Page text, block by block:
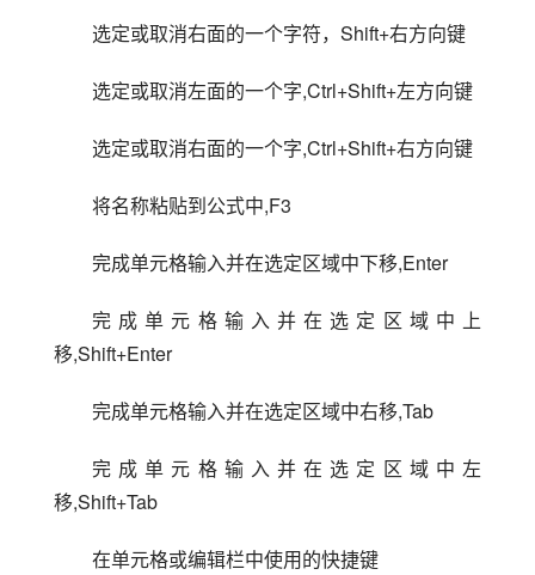
选定或取消右面的一个字符，Shift+右方向键
选定或取消左面的一个字,Ctrl+Shift+左方向键
选定或取消右面的一个字,Ctrl+Shift+右方向键
将名称粘贴到公式中,F3
完成单元格输入并在选定区域中下移,Enter
完成单元格输入并在选定区域中上
移,Shift+Enter
完成单元格输入并在选定区域中右移,Tab
完成单元格输入并在选定区域中左
移,Shift+Tab
在单元格或编辑栏中使用的快捷键